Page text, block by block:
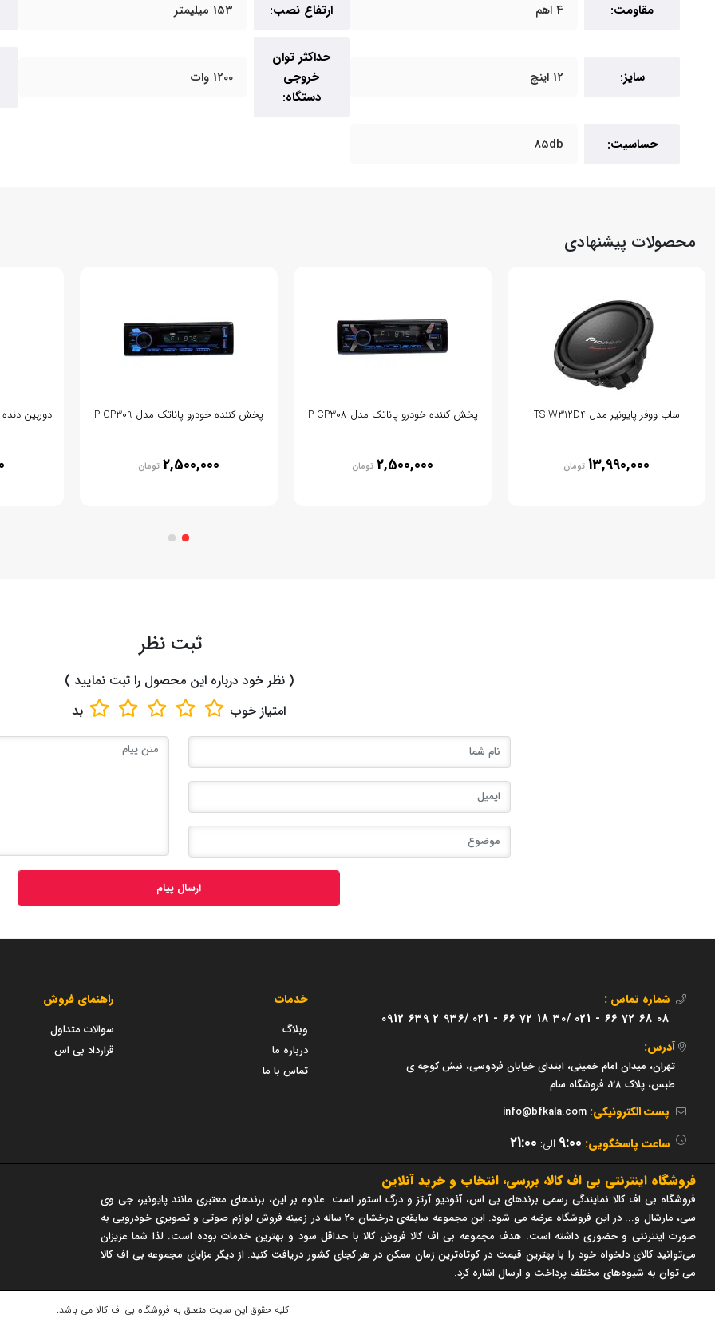
مقاومت: 4 اهم ارتفاع نصب: 153 میلیمتر
سایز: 12 اینچ
حداکثر توان
خروجی
دستگاه:
1200 وات
حساسیت: 85db
محصولات پیشنهادی
ساب ووفر پایونیر مدل TS-W312D4
13,990,000 تومان
پخش کننده خودرو پاناتک مدل P-CP308
2,500,000 تومان
پخش کننده خودرو پاناتک مدل P-CP309
2,500,000 تومان
ثبت نظر
( نظر خود درباره این محصول را ثبت نمایید )
امتیاز خوب بد
ارسال پیام
شماره تماس :
021 - 66 72 68 08
021 - 66 72 18 30/
0912 639 2 936/
آدرس:
تهران، میدان امام خمینی، ابتدای خیابان فردوسی، نبش کوچه ی
طبس، پلاک 28، فروشگاه سام
پست الکترونیکی: info@bfkala.com
ساعت پاسخگویی: 9:00 الی: 21:00
خدمات
وبلاگ
درباره ما
تماس با ما
راهنمای فروش
سوالات متداول
قرارداد بی اس
فروشگاه اینترنتی بی اف کالا، بررسی، انتخاب و خرید آنلاین
فروشگاه بی اف کالا نمایندگی رسمی برندهای بی اس، آئودیو آرتز و درگ استور است. علاوه بر این، برندهای معتبری مانند پایونیر، جی وی
سی، مارشال و... در این فروشگاه عرضه می شود. این مجموعه سابقه‌ی درخشان 20 ساله در زمینه فروش لوازم صوتی و تصویری خودرویی به
صورت اینترنتی و حضوری داشته است. هدف مجموعه بی اف کالا فروش کالا با حداقل سود و بهترین خدمات بوده است. لذا شما عزیزان
می‌توانید کالای دلخواه خود را با بهترین قیمت در کوتاه‌ترین زمان ممکن در هر کجای کشور دریافت کنید. از دیگر مزایای مجموعه بی اف کالا
می توان به شیوه‌های مختلف پرداخت و ارسال اشاره کرد.
کلیه حقوق این سایت متعلق به فروشگاه بی اف کالامی باشد.